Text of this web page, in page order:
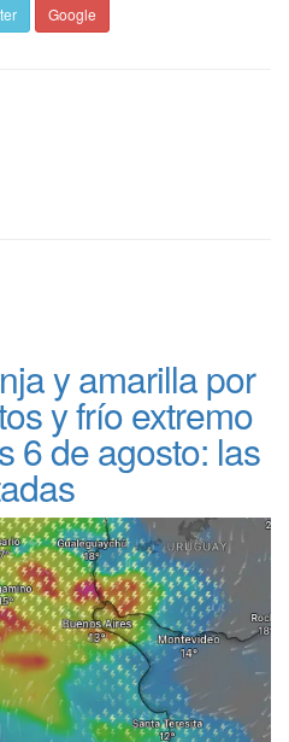
Google
y amarilla por
y frío extremo
6 de agosto: las